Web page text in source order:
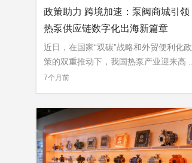
政策助力 跨境加速：泵阀商城引领
热泵供应链数字化出海新篇章
近日，在国家“双碳”战略和外贸便利化政
策的双重推动下，我国热泵产业迎来高 ...
»
7个月前